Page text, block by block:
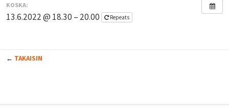
KOSKA:
13.6.2022 @ 18.30 – 20.00 Repeats
← TAKAISIN